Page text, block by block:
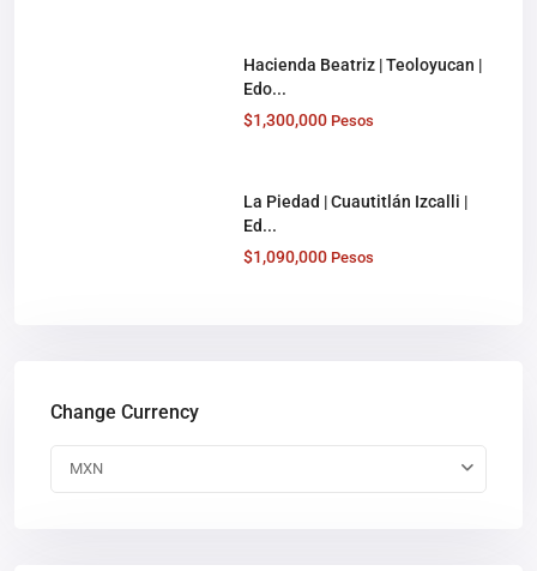
Hacienda Beatriz | Teoloyucan |
Edo...
$1,300,000 Pesos
La Piedad | Cuautitlán Izcalli |
Ed...
$1,090,000 Pesos
Change Currency
MXN